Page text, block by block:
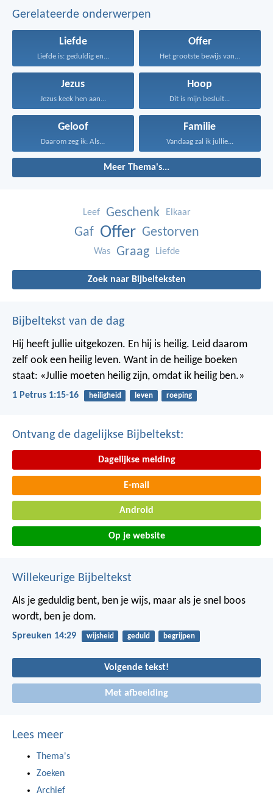
Gerelateerde onderwerpen
Liefde
Liefde is: geduldig en...
Offer
Het grootste bewijs van...
Jezus
Jezus keek hen aan...
Hoop
Dit is mijn besluit...
Geloof
Daarom zeg ik: Als...
Familie
Vandaag zal ik jullie...
Meer Thema's...
Leef Geschenk Elkaar
Gaf Offer Gestorven
Was Graag Liefde
Zoek naar Bijbelteksten
Bijbeltekst van de dag
Hij heeft jullie uitgekozen. En hij is heilig. Leid daarom
zelf ook een heilig leven. Want in de heilige boeken
staat: «Jullie moeten heilig zijn, omdat ik heilig ben.»
1 Petrus 1:15-16 heiligheid leven roeping
Ontvang de dagelijkse Bijbeltekst:
Dagelijkse melding
E-mail
Android
Op je website
Willekeurige Bijbeltekst
Als je geduldig bent, ben je wijs, maar als je snel boos
wordt, ben je dom.
Spreuken 14:29 wijsheid geduld begrijpen
Volgende tekst!
Met afbeelding
Lees meer
Thema's
Zoeken
Archief